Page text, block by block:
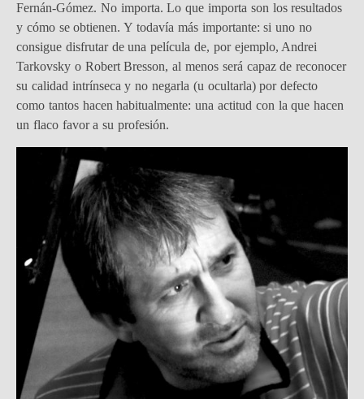
Fernán-Gómez. No importa. Lo que importa son los resultados
y cómo se obtienen. Y todavía más importante: si uno no
consigue disfrutar de una película de, por ejemplo, Andrei
Tarkovsky o Robert Bresson, al menos será capaz de reconocer
su calidad intrínseca y no negarla (u ocultarla) por defecto
como tantos hacen habitualmente: una actitud con la que hacen
un flaco favor a su profesión.